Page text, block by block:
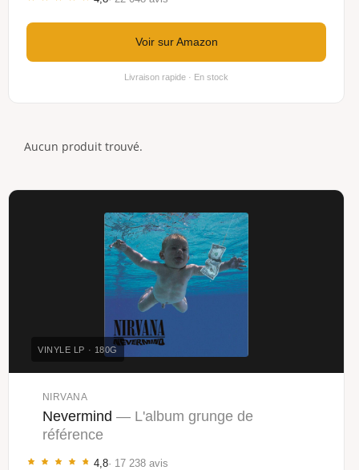
Voir sur Amazon
Livraison rapide · En stock
Aucun produit trouvé.
VINYLE LP · 180G
NIRVANA
Nevermind — L'album grunge de
référence
4,8· 17 238 avis